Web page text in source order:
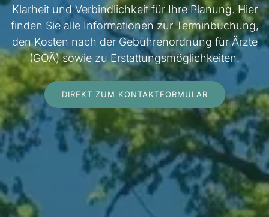
Klarheit und Verbindlichkeit für Ihre Planung. Hier
finden Sie alle Informationen zur Terminbuchung,
den Kosten nach der Gebührenordnung für Ärzte
(GOÄ) sowie zu Erstattungsmöglichkeiten.
DIREKT ZUM KONTAKTFORMULAR